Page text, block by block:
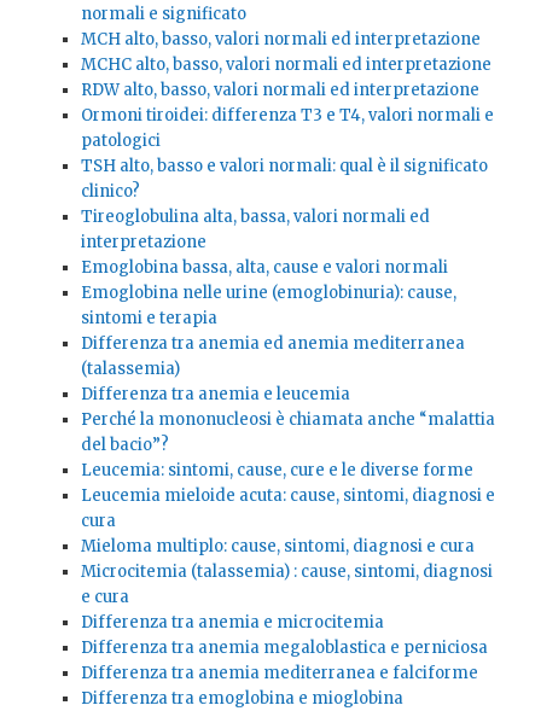
normali e significato
MCH alto, basso, valori normali ed interpretazione
MCHC alto, basso, valori normali ed interpretazione
RDW alto, basso, valori normali ed interpretazione
Ormoni tiroidei: differenza T3 e T4, valori normali e
patologici
TSH alto, basso e valori normali: qual è il significato
clinico?
Tireoglobulina alta, bassa, valori normali ed
interpretazione
Emoglobina bassa, alta, cause e valori normali
Emoglobina nelle urine (emoglobinuria): cause,
sintomi e terapia
Differenza tra anemia ed anemia mediterranea
(talassemia)
Differenza tra anemia e leucemia
Perché la mononucleosi è chiamata anche “malattia
del bacio”?
Leucemia: sintomi, cause, cure e le diverse forme
Leucemia mieloide acuta: cause, sintomi, diagnosi e
cura
Mieloma multiplo: cause, sintomi, diagnosi e cura
Microcitemia (talassemia) : cause, sintomi, diagnosi
e cura
Differenza tra anemia e microcitemia
Differenza tra anemia megaloblastica e perniciosa
Differenza tra anemia mediterranea e falciforme
Differenza tra emoglobina e mioglobina